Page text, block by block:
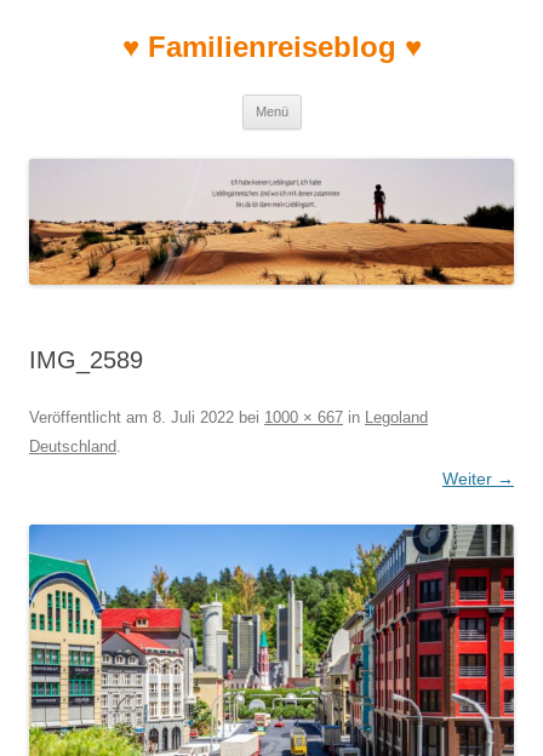
♥ Familienreiseblog ♥
Menü
IMG_2589
Veröffentlicht am 8. Juli 2022 bei 1000 × 667 in Legoland
Deutschland.
Weiter →